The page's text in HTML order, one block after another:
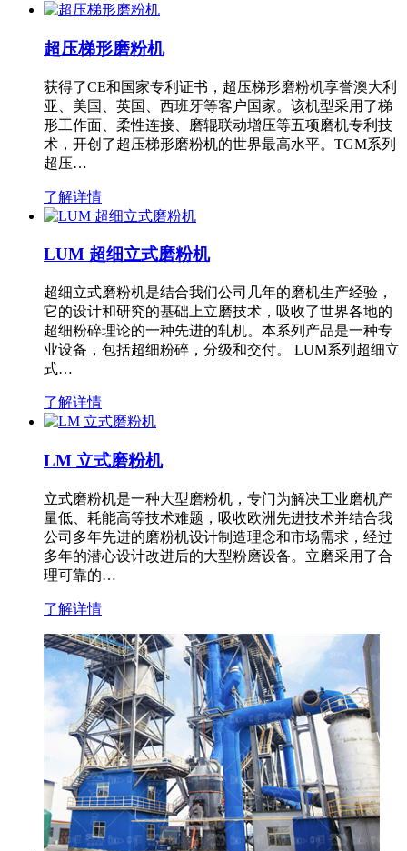
超压梯形磨粉机
获得了CE和国家专利证书，超压梯形磨粉机享誉澳大利
亚、美国、英国、西班牙等客户国家。该机型采用了梯
形工作面、柔性连接、磨辊联动增压等五项磨机专利技
术，开创了超压梯形磨粉机的世界最高水平。TGM系列
超压…
了解详情
LUM 超细立式磨粉机
超细立式磨粉机是结合我们公司几年的磨机生产经验，
它的设计和研究的基础上立磨技术，吸收了世界各地的
超细粉碎理论的一种先进的轧机。本系列产品是一种专
业设备，包括超细粉碎，分级和交付。 LUM系列超细立
式…
了解详情
LM 立式磨粉机
立式磨粉机是一种大型磨粉机，专门为解决工业磨机产
量低、耗能高等技术难题，吸收欧洲先进技术并结合我
公司多年先进的磨粉机设计制造理念和市场需求，经过
多年的潜心设计改进后的大型粉磨设备。立磨采用了合
理可靠的…
了解详情